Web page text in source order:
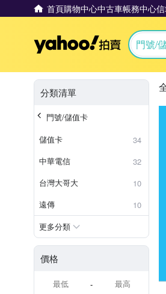
首頁購物中心中古車帳務中心
Yahoo拍賣
門號/
分類清單
門號/儲值卡
儲值卡
34
中華電信
32
台灣大哥大
10
遠傳
10
更多分類
價格
-